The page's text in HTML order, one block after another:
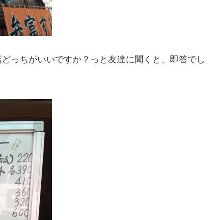
っちがいいですか？っと友達に聞くと、即答でし